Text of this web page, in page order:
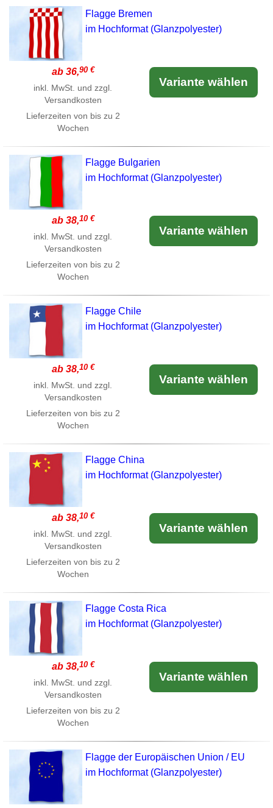
Flagge Bremen
im Hochformat (Glanzpolyester)
ab 36,90 €
inkl. MwSt. und zzgl.
Versandkosten
Lieferzeiten von bis zu 2
Wochen
Variante wählen
Flagge Bulgarien
im Hochformat (Glanzpolyester)
ab 38,10 €
inkl. MwSt. und zzgl.
Versandkosten
Lieferzeiten von bis zu 2
Wochen
Variante wählen
Flagge Chile
im Hochformat (Glanzpolyester)
ab 38,10 €
inkl. MwSt. und zzgl.
Versandkosten
Lieferzeiten von bis zu 2
Wochen
Variante wählen
Flagge China
im Hochformat (Glanzpolyester)
ab 38,10 €
inkl. MwSt. und zzgl.
Versandkosten
Lieferzeiten von bis zu 2
Wochen
Variante wählen
Flagge Costa Rica
im Hochformat (Glanzpolyester)
ab 38,10 €
inkl. MwSt. und zzgl.
Versandkosten
Lieferzeiten von bis zu 2
Wochen
Variante wählen
Flagge der Europäischen Union / EU
im Hochformat (Glanzpolyester)